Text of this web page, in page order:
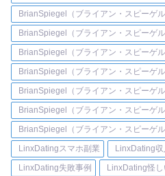
BrianSpiegel（ブライアン・スピーゲ
BrianSpiegel（ブライアン・スピーゲ
BrianSpiegel（ブライアン・スピーゲ
BrianSpiegel（ブライアン・スピーゲ
BrianSpiegel（ブライアン・スピーゲ
BrianSpiegel（ブライアン・スピーゲ
BrianSpiegel（ブライアン・スピーゲ
LinxDatingスマホ副業
LinxDating収
LinxDating失敗事例
LinxDating怪し